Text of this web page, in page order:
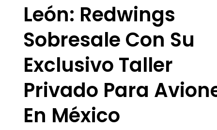
León: Redwings
Sobresale Con Su
Exclusivo Taller
Privado Para
En México